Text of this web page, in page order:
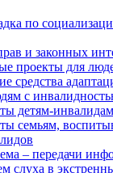
по
и законных
проекты для
средства
с
детям-инвалидам
семьям,
– передачи
слуха в